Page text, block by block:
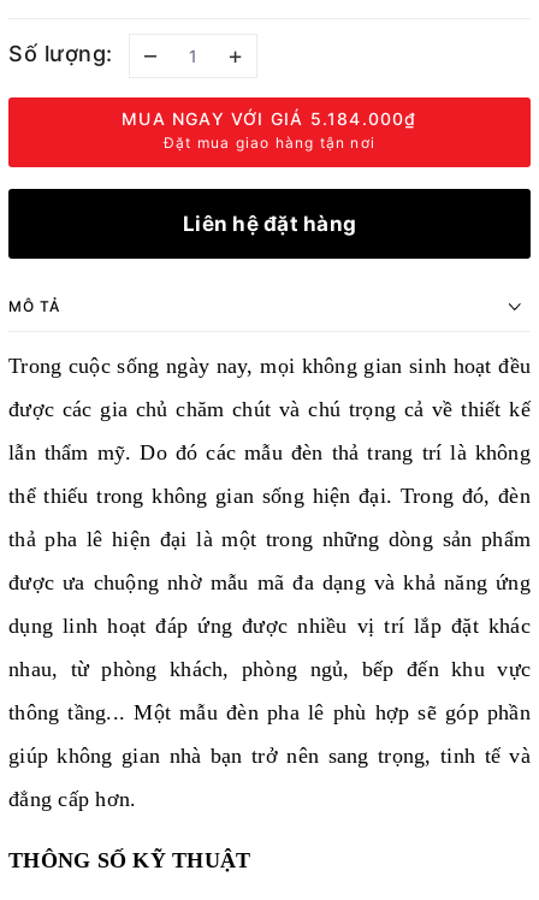
Số lượng: – +
MUA NGAY VỚI GIÁ 5.184.000₫
Đặt mua giao hàng tận nơi
Liên hệ đặt hàng
MÔ TẢ
Trong cuộc sống ngày nay, mọi không gian sinh hoạt đều
được các gia chủ chăm chút và chú trọng cả về thiết kế
lẫn thẩm mỹ. Do đó các mẫu đèn thả trang trí là không
thể thiếu trong không gian sống hiện đại. Trong đó, đèn
thả pha lê hiện đại là một trong những dòng sản phẩm
được ưa chuộng nhờ mẫu mã đa dạng và khả năng ứng
dụng linh hoạt đáp ứng được nhiều vị trí lắp đặt khác
nhau, từ phòng khách, phòng ngủ, bếp đến khu vực
thông tầng... Một mẫu đèn pha lê phù hợp sẽ góp phần
giúp không gian nhà bạn trở nên sang trọng, tinh tế và
đẳng cấp hơn.
THÔNG SỐ KỸ THUẬT